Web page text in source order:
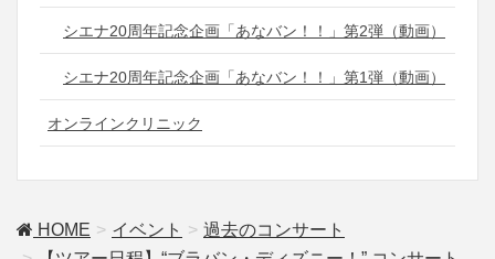
シエナ20周年記念企画「あなバン！！」第2弾（動画）
シエナ20周年記念企画「あなバン！！」第1弾（動画）
オンラインクリニック
HOME イベント
過去のコンサート